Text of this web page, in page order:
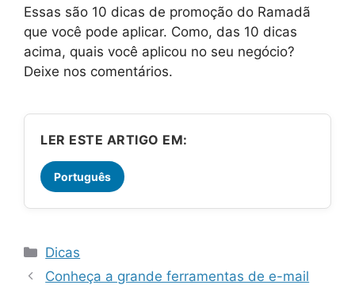
Essas são 10 dicas de promoção do Ramadã
que você pode aplicar. Como, das 10 dicas
acima, quais você aplicou no seu negócio?
Deixe nos comentários.
LER ESTE ARTIGO EM:
Português
Categorias
Dicas
Conheça a grande ferramentas de e-mail